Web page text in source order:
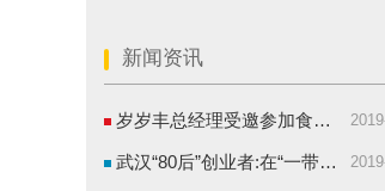
新闻资讯
岁岁丰总经理受邀参加食用菌体系武汉研讨会并发言
武汉“80后”创业者:在“一带一路”播撒食用菌种